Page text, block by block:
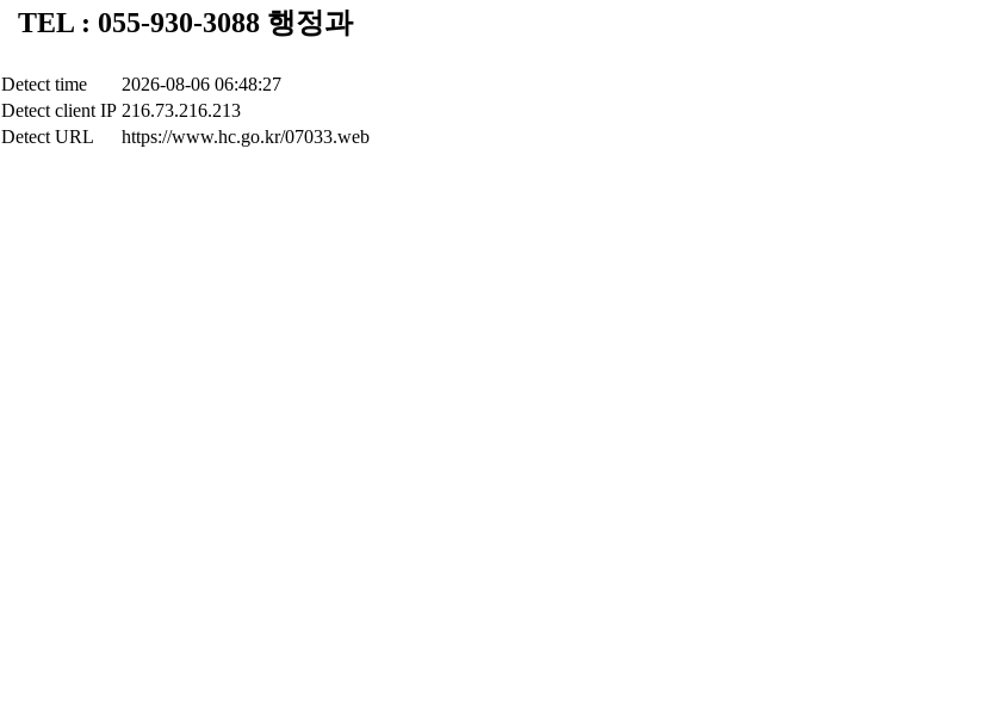
TEL : 055-930-3088 행정과
Detect time
2026-08-06 06:48:27
Detect client IP 216.73.216.213
Detect URL
https://www.hc.go.kr/07033.web